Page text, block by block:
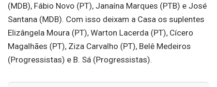
(MDB), Fábio Novo (PT), Janaína Marques (PTB) e José
Santana (MDB). Com isso deixam a Casa os suplentes
Elizângela Moura (PT), Warton Lacerda (PT), Cícero
Magalhães (PT), Ziza Carvalho (PT), Belê Medeiros
(Progressistas) e B. Sá (Progressistas).